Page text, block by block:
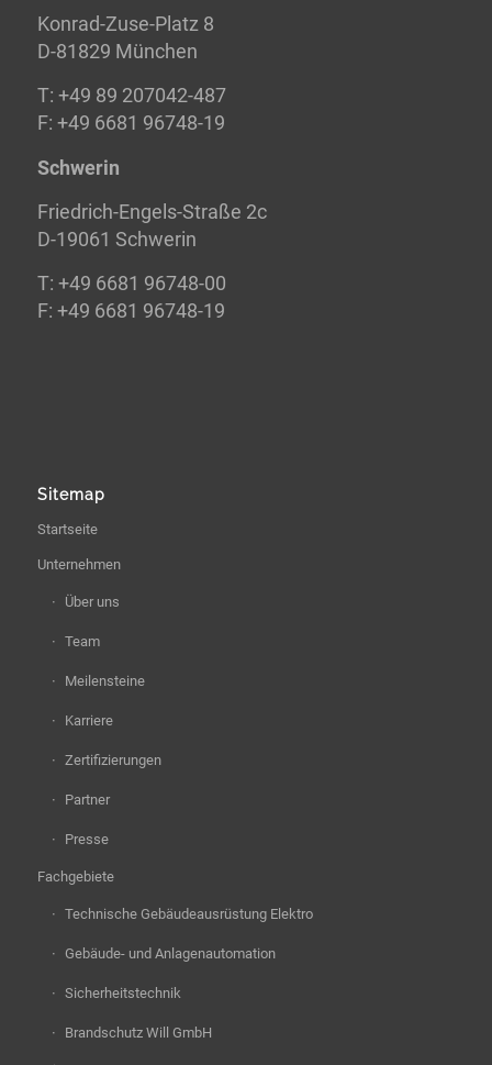
Konrad-Zuse-Platz 8
D-81829 München
T: +49 89 207042-487
F: +49 6681 96748-19
Schwerin
Friedrich-Engels-Straße 2c
D-19061 Schwerin
T: +49 6681 96748-00
F: +49 6681 96748-19
Sitemap
Startseite
Unternehmen
Über uns
Team
Meilensteine
Karriere
Zertifizierungen
Partner
Presse
Fachgebiete
Technische Gebäudeausrüstung Elektro
Gebäude- und Anlagenautomation
Sicherheitstechnik
Brandschutz Will GmbH